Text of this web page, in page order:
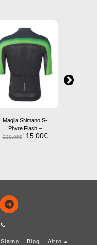
Maglia Shimano S-
Phyre Flash –
Performance
229.95€115.00€
Blog Altro